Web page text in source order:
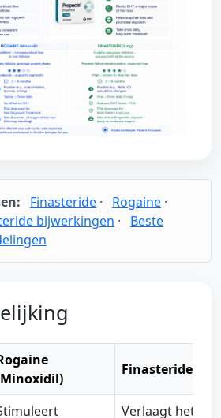
Finasteride · Rogaine ·
bijwerkingen ·
Beste
Finasteride
Verlaagt het